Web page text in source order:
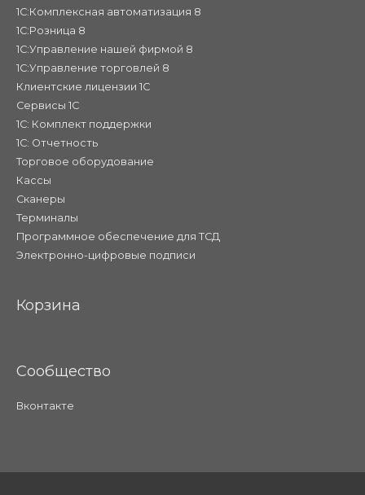
1С:Комплексная автоматизация 8
1С:Розница 8
1С:Управление нашей фирмой 8
1С:Управление торговлей 8
Клиентские лицензии 1С
Сервисы 1С
1С: Комплект поддержки
1С: Отчетность
Торговое оборудование
Кассы
Сканеры
Терминалы
Программное обеспечение для ТСД
Электронно-цифровые подписи
Корзина
Сообщество
Вконтакте